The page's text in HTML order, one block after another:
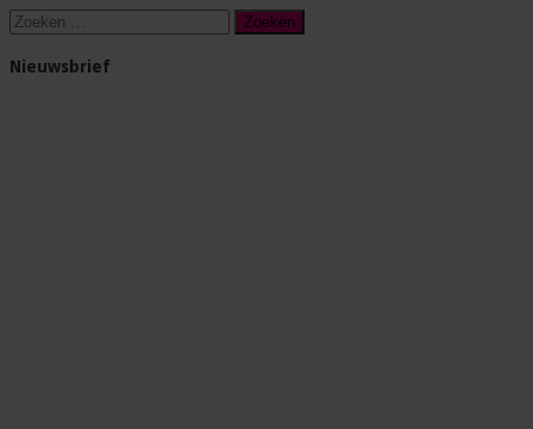
Zoeken
naar:
Nieuwsbrief